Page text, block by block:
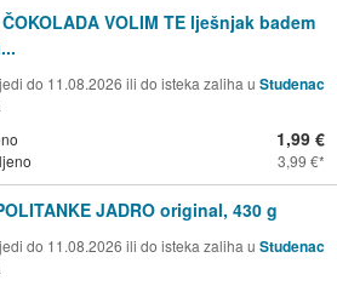
VOLIM TE lješnjak badem
do 11.08.2026 ili do isteka zaliha u Studenac
1,99 €
3,99 €
JADRO original, 430 g
do 11.08.2026 ili do isteka zaliha u Studenac